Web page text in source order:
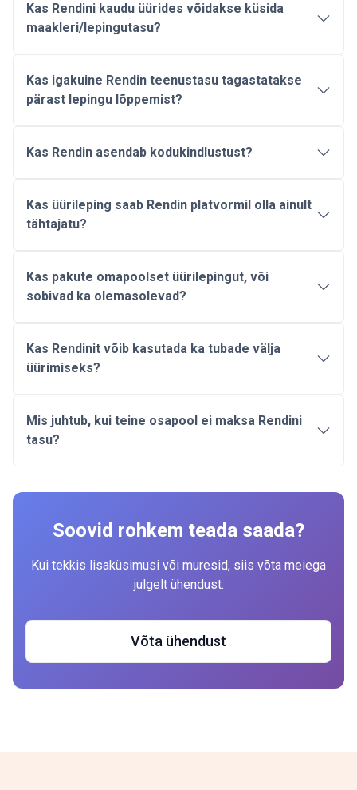
Kas Rendini kaudu üürides võidakse küsida
maakleri/lepingutasu?
Kas igakuine Rendin teenustasu tagastatakse
pärast lepingu lõppemist?
Kas Rendin asendab kodukindlustust?
Kas üürileping saab Rendin platvormil olla ainult
tähtajatu?
Kas pakute omapoolset üürilepingut, või
sobivad ka olemasolevad?
Kas Rendinit võib kasutada ka tubade välja
üürimiseks?
Mis juhtub, kui teine osapool ei maksa Rendini
tasu?
Soovid rohkem teada saada?
Kui tekkis lisaküsimusi või muresid, siis võta meiega
julgelt ühendust.
Võta ühendust